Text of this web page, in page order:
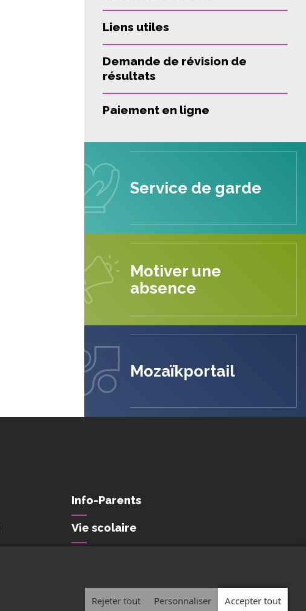
Liens utiles
Demande de révision de
résultats
Paiement en ligne
Service de garde
Motiver une
absence
Mozaïkportail
Info-Parents
Vie scolaire
renseignements personnels
Rejeter tout Personnaliser Accepter tout